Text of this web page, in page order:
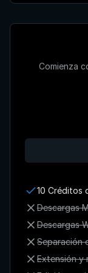
Comienza
10 Créditos
Descargas
Descargas
Separación
Extensión y